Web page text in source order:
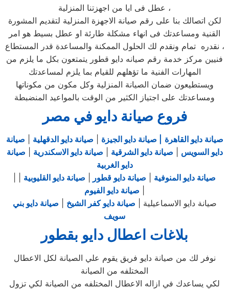
عطل فى ايا من اجهزتنا المنزلية ،
لكن اتصالك بنا على رقم صيانة الاجهزة المنزلية لتقديم المشورة
القنية ومساعدتك فى انهاء مشكلة طارئة او عطل بسيط هو امر
نقدره تمام ونقدم لك الحلول الممكنة والمساعدة قدر المستطاع ،
فنيين مركز خدمة رقم صيانه دايو قطور يتمتعون بكل ما يلزم من
المهارات الفنية ما تؤهلهم للقيام بما يلزم لمساعدتك
ويستطيعون ضمان الصيانة المنزلية وكل مكون من مكوناتها
ومساعدتك على اجتياز الكثير من الوقت بالمواعيد المنضبطة
فروع صيانة دايو في مصر
صيانة دايو القاهرة | صيانة دايو الجيزة صيانة دايو الدقهلية
صيانة
دايو السويس
صيانة دايو الشرقية صيانة دايو الاسكندرية
صيانة
دايو الغربية
صيانة دايو المنوفية صيانة دايو قطور صيانة دايو القليوبية
صيانة دايو الفيوم
صيانة دايو الاسماعيلية | صيانة دايو كفر الشيخ
صيانة دايو بني
سويف
بلاغات اعطال دايو بقطور
نوفر لك من صيانة دايو فريق يقوم علي الصيانة لكل الاعطال
المختلفه من الصيانة
لكي يساعدك في ازاله الاعطال المختلفه من الصيانة لكي تزول